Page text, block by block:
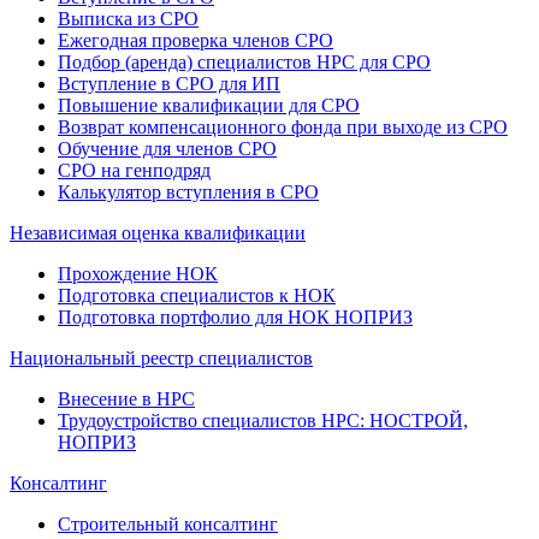
Выписка из СРО
Ежегодная проверка членов СРО
Подбор (аренда) специалистов НРС для СРО
Вступление в СРО для ИП
Повышение квалификации для СРО
Возврат компенсационного фонда при выходе из СРО
Обучение для членов СРО
СРО на генподряд
Калькулятор вступления в СРО
Независимая оценка квалификации
Прохождение НОК
Подготовка специалистов к НОК
Подготовка портфолио для НОК НОПРИЗ
Национальный реестр специалистов
Внесение в НРС
Трудоустройство специалистов НРС: НОСТРОЙ,
НОПРИЗ
Консалтинг
Строительный консалтинг